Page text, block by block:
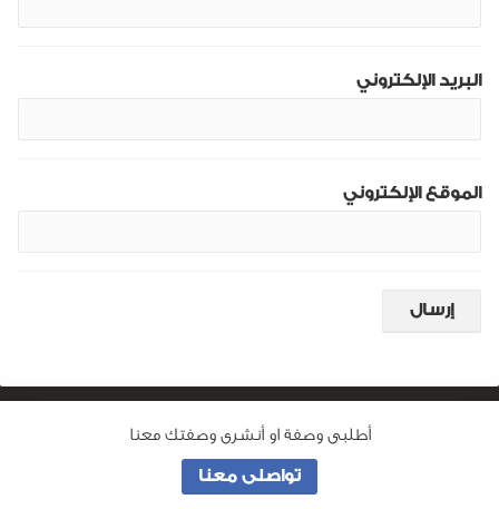
أطلبى وصفة او أنشرى وصفتك معنا
تواصلى معنا
البريد الإلكتروني
الموقع الإلكتروني
من نحن
جميع الحقوق محفوظة لـوصفة ماما